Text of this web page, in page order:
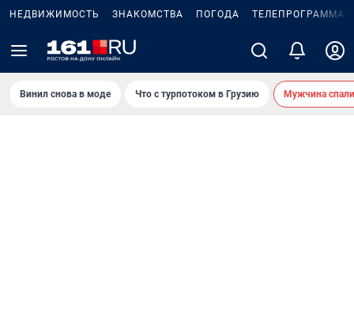
НЕДВИЖИМОСТЬ ЗНАКОМСТВА ПОГОДА ТЕЛЕПРОГРАММА
Винил снова в моде Что с турпотоком в Грузию Мужчина